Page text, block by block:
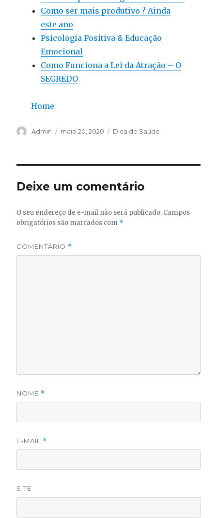
Como ser mais produtivo ? Ainda
este ano
Psicologia Positiva & Educação
Emocional
Como Funciona a Lei da Atração – O
SEGREDO
Home
Autor
Admin
Publicado
maio 20, 2020 Categorias
Dica de Saúde
Deixe um comentário
O seu endereço de e-mail não será publicado. Campos
obrigatórios são marcados com *
COMENTÁRIO *
NOME *
E-MAIL *
SITE